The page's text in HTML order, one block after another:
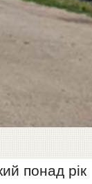
понад рік